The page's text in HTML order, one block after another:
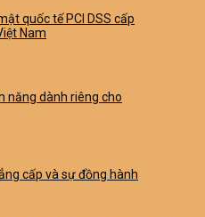
quốc tế PCI DSS cấp
Nam
năng dành riêng cho
cấp và sự đồng hành